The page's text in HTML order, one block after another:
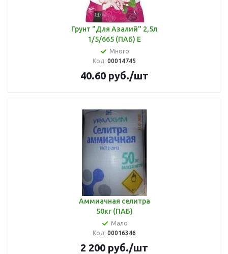
Грунт "Для Азалий" 2,5л
1/5/665 (ПАБ) Е
Много
Код: 00014745
40.60руб./шт
Аммиачная селитра
50кг (ПАБ)
Мало
Код: 00016346
2 200 руб./шт